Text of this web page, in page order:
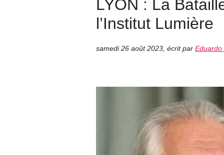
LYON : La
l’Institut Lumière
samedi 26 août 2023 écrit par Eduardo